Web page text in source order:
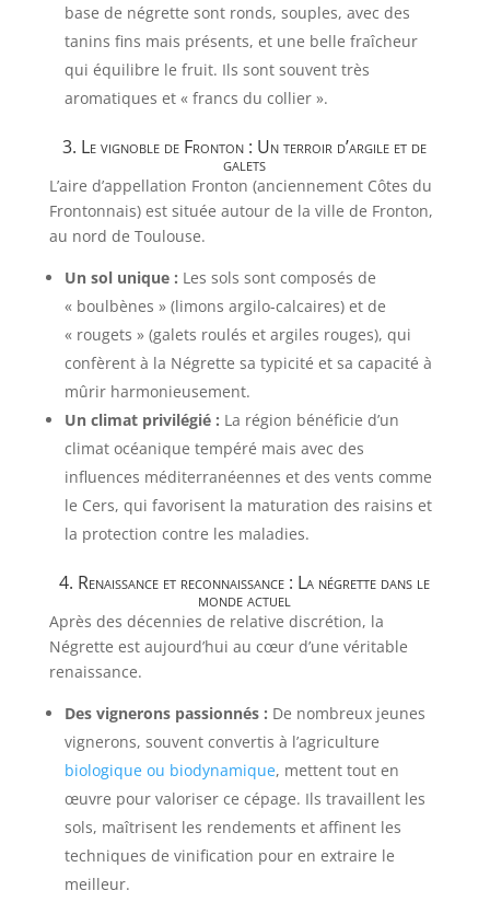
base de négrette sont ronds, souples, avec des
tanins fins mais présents, et une belle fraîcheur
qui équilibre le fruit. Ils sont souvent très
aromatiques et « francs du collier ».
3. Le vignoble de Fronton : Un terroir d’argile et de
galets
L’aire d’appellation Fronton (anciennement Côtes du
Frontonnais) est située autour de la ville de Fronton,
au nord de Toulouse.
Un sol unique : Les sols sont composés de
« boulbènes » (limons argilo-calcaires) et de
« rougets » (galets roulés et argiles rouges), qui
confèrent à la Négrette sa typicité et sa capacité à
mûrir harmonieusement.
Un climat privilégié : La région bénéficie d’un
climat océanique tempéré mais avec des
influences méditerranéennes et des vents comme
le Cers, qui favorisent la maturation des raisins et
la protection contre les maladies.
4. Renaissance et reconnaissance : La négrette dans le
monde actuel
Après des décennies de relative discrétion, la
Négrette est aujourd’hui au cœur d’une véritable
renaissance.
Des vignerons passionnés : De nombreux jeunes
vignerons, souvent convertis à l’agriculture
biologique ou biodynamique, mettent tout en
œuvre pour valoriser ce cépage. Ils travaillent les
sols, maîtrisent les rendements et affinent les
techniques de vinification pour en extraire le
meilleur.